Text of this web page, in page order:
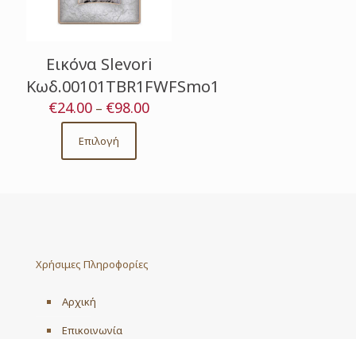
Εικόνα Slevori
Κωδ.00101TBR1FWFSmo1
€24.00 – €98.00Price
Επιλογή
This
product
be
on
product
Χρήσιμες Πληροφορίες
Αρχική
Επικοινωνία